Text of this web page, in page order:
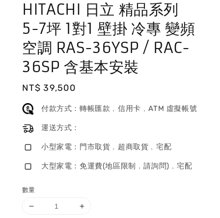
HITACHI 日立 精品系列
5-7坪 1對1 壁掛 冷專 變頻
空調 RAS-36YSP / RAC-
36SP 含基本安裝
Regular
price
NT$ 39,500
付款方式：轉帳匯款﹐信用卡﹐ATM 虛擬帳號
運送方式：
小型家電：門市取貨﹐超商取貨﹐宅配
大型家電：免運費(地區限制﹐請詢問)﹐宅配
數量